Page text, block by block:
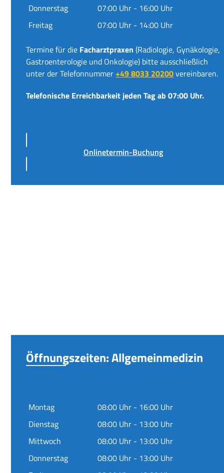
Donnerstag
07:00 Uhr - 16:00 Uhr
Freitag
07:00 Uhr - 14:00 Uhr
Termine für die Facharztpraxen (Radiologie, Gynäkologie,
Gastroenterologie und Onkologie) bitte ausschließlich
unter der Telefonnummer+49 8033 20200vereinbaren.
Telefonische Erreichbarkeit jeden Tag ab 07:00 Uhr.
Onlinetermin-Buchung
Öffnungszeiten: Allgemeinmedizin
Montag
08:00 Uhr - 16:00 Uhr
Dienstag
08:00 Uhr - 13:00 Uhr
Mittwoch
08:00 Uhr - 13:00 Uhr
Donnerstag
08:00 Uhr - 13:00 Uhr